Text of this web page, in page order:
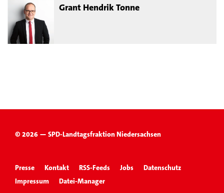
Grant Hendrik Tonne
© 2026 — SPD-Landtagsfraktion Niedersachsen
Presse Kontakt RSS-Feeds Jobs
Datenschutz
Impressum
Datei-Manager